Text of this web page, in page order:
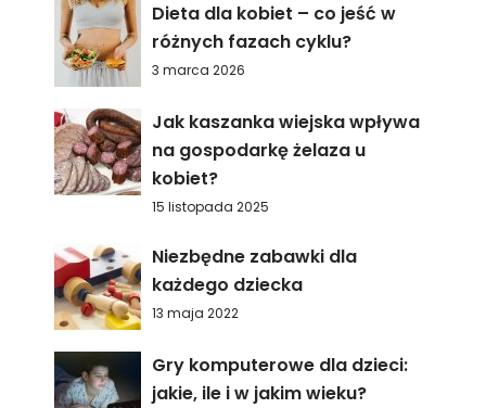
Dieta dla kobiet – co jeść w
różnych fazach cyklu?
3 marca 2026
Jak kaszanka wiejska wpływa
na gospodarkę żelaza u
kobiet?
15 listopada 2025
Niezbędne zabawki dla
każdego dziecka
13 maja 2022
Gry komputerowe dla dzieci:
jakie, ile i w jakim wieku?